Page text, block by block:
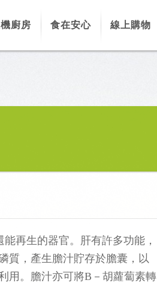
廚房 食在安心 線上購物
再生的器官。肝有許多功能，
質，產生膽汁貯存於膽囊，以
用。膽汁亦可將B－胡蘿蔔素轉